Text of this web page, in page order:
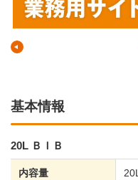
基本情報
20L ＢＩＢ
内容量 20L